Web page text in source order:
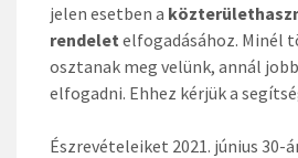
jelen esetben a
rendelet elfogadásához. Minél
osztanak meg velünk, annál
elfogadni. Ehhez kérjük a
Észrevételeiket 2021. június 30-